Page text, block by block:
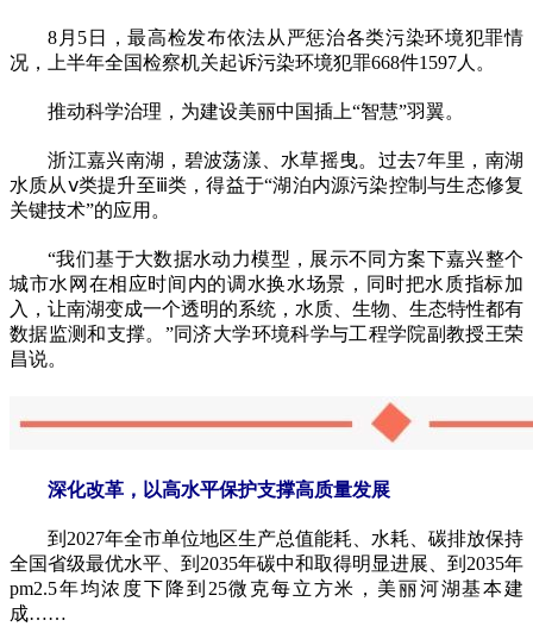
8月5日，最高检发布依法从严惩治各类污染环境犯罪情
况，上半年全国检察机关起诉污染环境犯罪668件1597人。
推动科学治理，为建设美丽中国插上“智慧”羽翼。
浙江嘉兴南湖，碧波荡漾、水草摇曳。过去7年里，南湖
水质从ⅴ类提升至ⅲ类，得益于“湖泊内源污染控制与生态修复
关键技术”的应用。
“我们基于大数据水动力模型，展示不同方案下嘉兴整个
城市水网在相应时间内的调水换水场景，同时把水质指标加
入，让南湖变成一个透明的系统，水质、生物、生态特性都有
数据监测和支撑。”同济大学环境科学与工程学院副教授王荣
昌说。
深化改革，以高水平保护支撑高质量发展
到2027年全市单位地区生产总值能耗、水耗、碳排放保持
全国省级最优水平、到2035年碳中和取得明显进展、到2035年
pm2.5年均浓度下降到25微克每立方米，美丽河湖基本建
成……